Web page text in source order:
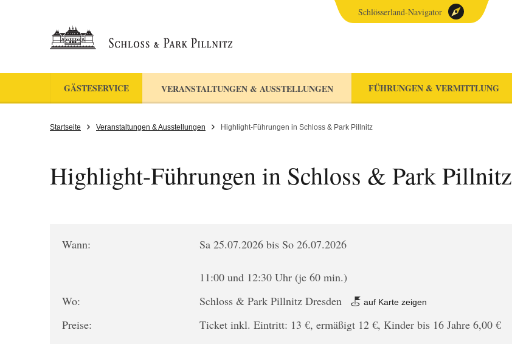
GÄSTESERVICE VERANSTALTUNGEN & AUSSTELLUNGEN FÜHRUNGEN & VERMITTLUNG
Schlösserland-Navigator
Startseite Veranstaltungen & Ausstellungen Highlight-Führungen in Schloss & Park Pillnitz
Highlight-Führungen in Schloss & Park Pillnitz
Wann: Sa 25.07.2026 bis So 26.07.2026
11:00 und 12:30 Uhr (je 60 min.)
Wo:
Schloss & Park Pillnitz Dresden auf Karte zeigen
Preise:
Ticket inkl. Eintritt: 13 €, ermäßigt 12 €, Kinder bis 16 Jahre 6,00 €